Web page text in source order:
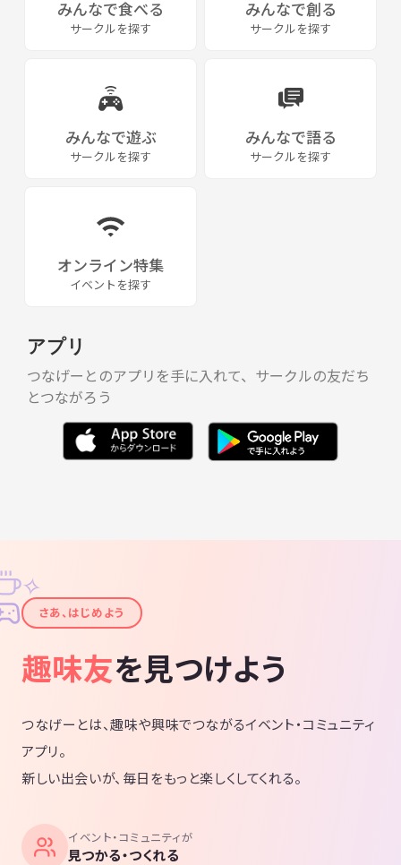
みんなで食べる
サークルを探す
みんなで創る
サークルを探す
みんなで遊ぶ
サークルを探す
みんなで語る
サークルを探す
オンライン特集
イベントを探す
アプリ
つなげーとのアプリを手に入れて、サークルの友だち
とつながろう
✦
✧
さあ、はじめよう
趣味友を見つけよう
つなげーとは、趣味や興味でつながるイベント・コミュニティ
アプリ。
新しい出会いが、毎日をもっと楽しくしてくれる。
イベント・コミュニティが
見つかる・つくれる